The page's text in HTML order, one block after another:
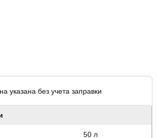
указана без учета заправки
50 л